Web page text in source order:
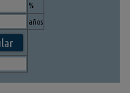
%
años